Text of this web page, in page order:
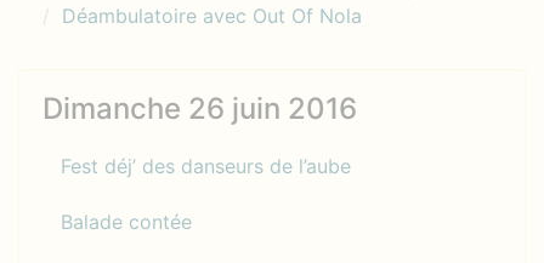
Déambulatoire avec Out Of Nola
Dimanche 26 juin 2016
Fest déj’ des danseurs de l’aube
Balade contée